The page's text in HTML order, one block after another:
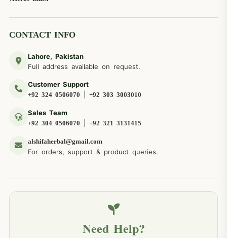
CONTACT INFO
Lahore, Pakistan
Full address available on request.
Customer Support
+92 324 0506070 +92 303 3003010
Sales Team
+92 304 0506070 +92 321 3131415
alshifaherbal@gmail.com
For orders, support & product queries.
Need Help?